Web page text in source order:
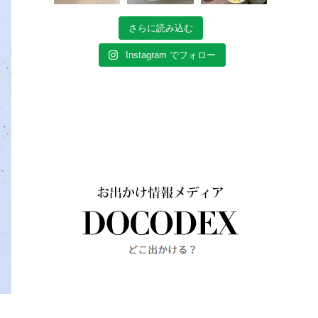
さらに読み込む
Instagram でフォロー